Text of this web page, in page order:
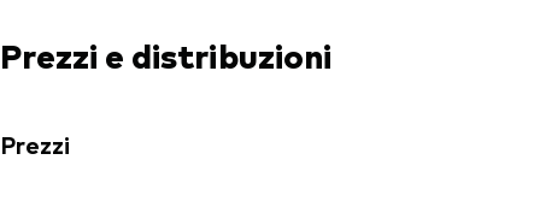
Prezzi e distribuzioni
Prezzi